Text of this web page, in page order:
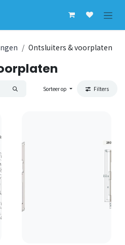
Ontsluiters & voorplaten
Sorteer op Filters